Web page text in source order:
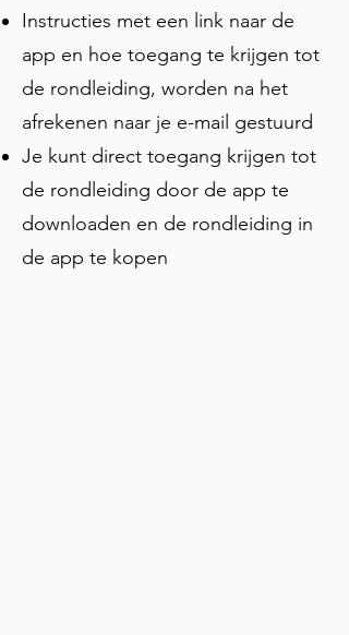
heuvel van een koning tot een
drinklegende die een stad redde, een
houtsnijder die Michelangelo
evenaarde en het Amerikaanse
telefoontje dat de geallieerde artillerie
in 1945 stopzette. Perfect voor eerste
bezoekers met 2-3 uur om te
verkennen.
Instructies met een link naar de
app en hoe toegang te krijgen tot
de rondleiding, worden na het
afrekenen naar je e-mail gestuurd
Je kunt direct toegang krijgen tot
de rondleiding door de app te
downloaden en de rondleiding in
de app te kopen